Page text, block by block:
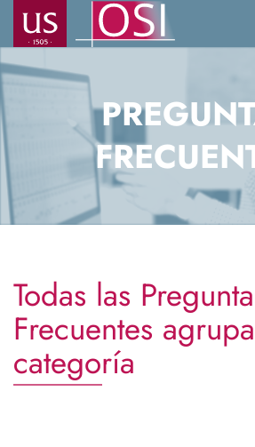
Pasar
contenido
principal
Navegación
principal
Todas las
Frecuentes
categoría